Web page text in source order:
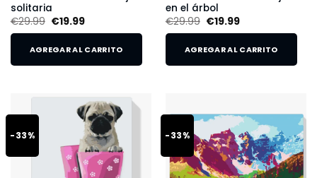
solitaria
€29.99 €19.99
AGREGAR AL CARRITO
en el árbol
€29.99 €19.99
AGREGAR AL CARRITO
-33% -33%